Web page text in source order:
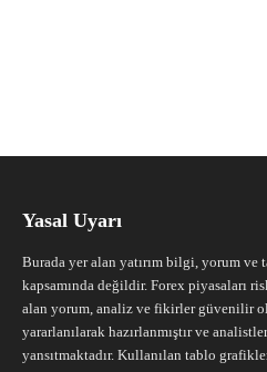
Yasal Uyarı
Burada yer alan yatırım bilgi, yorum ve
kapsamında değildir. Forex piyasaları
alan yorum, analiz ve fikirler güvenilir
yararlanılarak hazırlanmıştır ve
yansıtmaktadır. Kullanılan tablo